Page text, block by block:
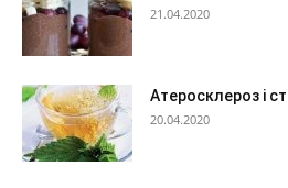
21.04.2020
Атеросклероз і
20.04.2020